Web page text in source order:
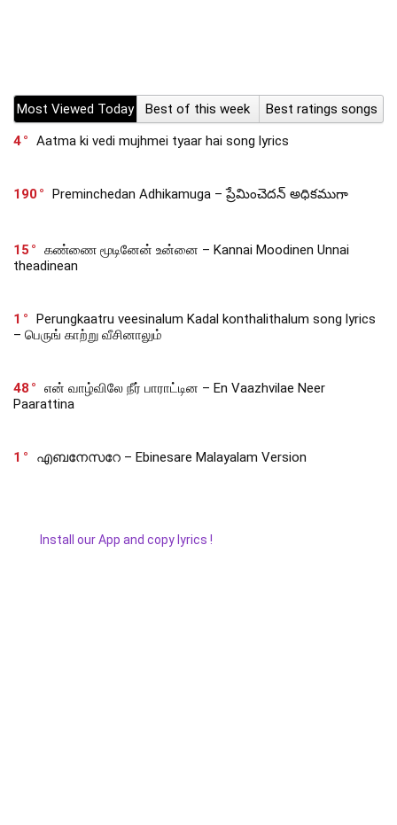
Most Viewed Today Best of this week
Best ratings songs
4
Aatma ki vedi mujhmei tyaar hai song lyrics
190 Preminchedan Adhikamuga – ప్రేమించెదన్ అధికముగా
15
கண்ணை மூடினேன் உன்னை – Kannai Moodinen Unnai
theadinean
1
Perungkaatru veesinalum Kadal konthalithalum song lyrics
– பெருங் காற்று வீசினாலும்
48
என் வாழ்விலே நீர் பாராட்டின – En Vaazhvilae Neer
Paarattina
1 എബനേസറേ – Ebinesare Malayalam Version
Install our App and copy lyrics !